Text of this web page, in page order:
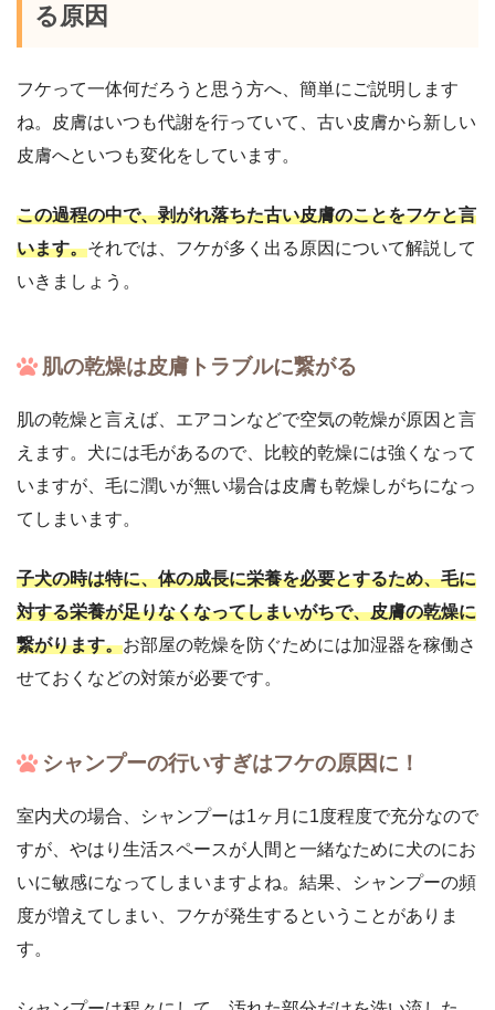
る原因
フケって一体何だろうと思う方へ、簡単にご説明します
ね。皮膚はいつも代謝を行っていて、古い皮膚から新しい
皮膚へといつも変化をしています。
この過程の中で、剥がれ落ちた古い皮膚のことをフケと言
います。それでは、フケが多く出る原因について解説して
いきましょう。
肌の乾燥は皮膚トラブルに繋がる
肌の乾燥と言えば、エアコンなどで空気の乾燥が原因と言
えます。犬には毛があるので、比較的乾燥には強くなって
いますが、毛に潤いが無い場合は皮膚も乾燥しがちになっ
てしまいます。
子犬の時は特に、体の成長に栄養を必要とするため、毛に
対する栄養が足りなくなってしまいがちで、皮膚の乾燥に
繋がります。お部屋の乾燥を防ぐためには加湿器を稼働さ
せておくなどの対策が必要です。
シャンプーの行いすぎはフケの原因に！
室内犬の場合、シャンプーは1ヶ月に1度程度で充分なので
すが、やはり生活スペースが人間と一緒なために犬のにお
いに敏感になってしまいますよね。結果、シャンプーの頻
度が増えてしまい、フケが発生するということがありま
す。